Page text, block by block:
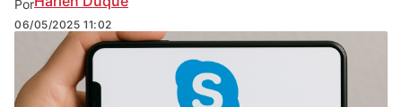
Por
06/05/2025 11:02